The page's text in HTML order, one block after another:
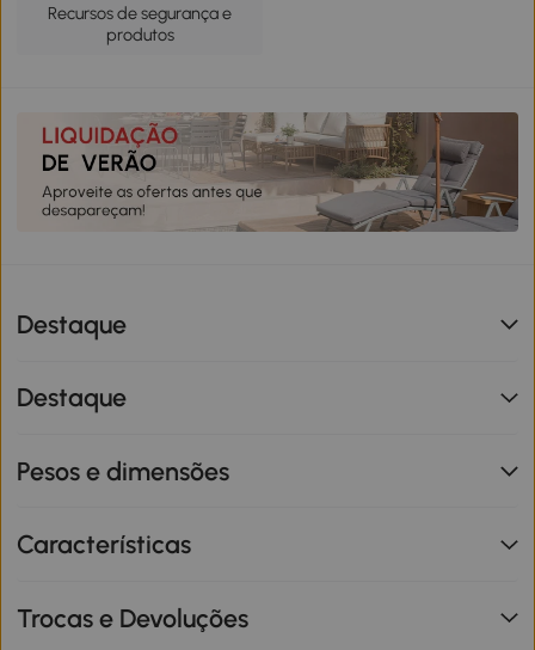
Recursos de segurança e
produtos
Destaque
Destaque
Pesos e dimensões
Características
Trocas e Devoluções